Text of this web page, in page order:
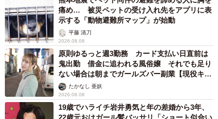
痛め… 被災ペットの受け入れ先をアプリに表
示する「動物避難所マップ」が始動
平藤 清刀
2026.08.08
原則ゆるっと週3勤務 カード支払い日直前は
鬼出勤 借金に追われる風俗嬢 それでも足り
ない場合は朝までガールズバー副業【現役キャ
ストに取材】
たかなし 亜妖
2026.08.08
19歳でハライチ岩井勇気と年の差婚から3年、
22歳元おはガール髪バッサリ「ショート似合い